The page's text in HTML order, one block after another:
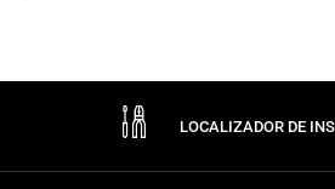
LOCALIZADOR DE